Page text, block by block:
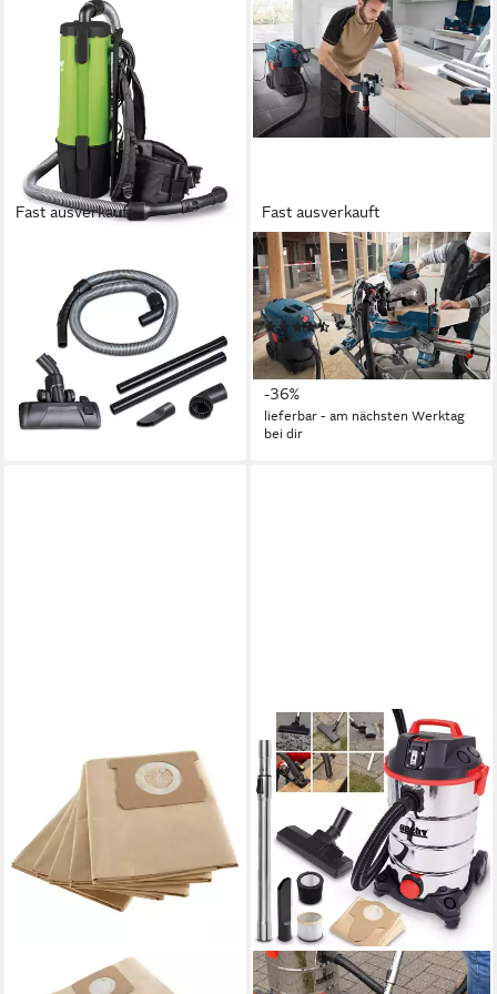
Fast ausverkauft
Industriesauger
115,27 €
10,53 €mtl. in 12 Raten
lieferbar - in 2-3 Werktagen bei dir
Fast ausverkauft
BOSCH PROFESSIONAL
Nass-Trocken-Sauger GAS 35
L SFC+, 1300 W
(14)
529,00 € UVP 825,86 €
15,36 €mtl. in 48 Raten
-36%
lieferbar - am nächsten Werktag
bei dir